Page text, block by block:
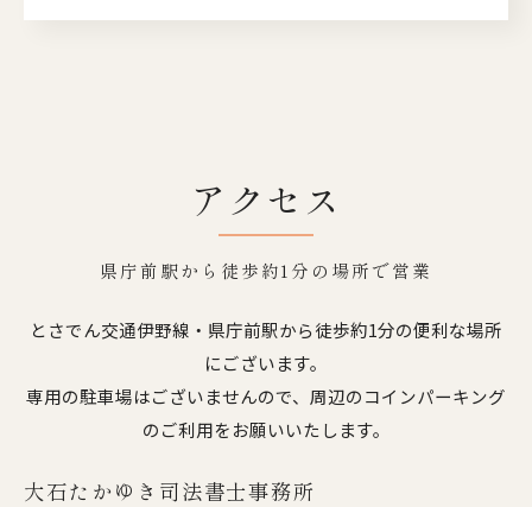
県庁前駅から徒歩約1分の場所で営業
アクセス
とさでん交通伊野線・県庁前駅から徒歩約1分の便利な場所
にございます。
専用の駐車場はございませんので、周辺のコインパーキング
のご利用をお願いいたします。
大石たかゆき司法書士事務所